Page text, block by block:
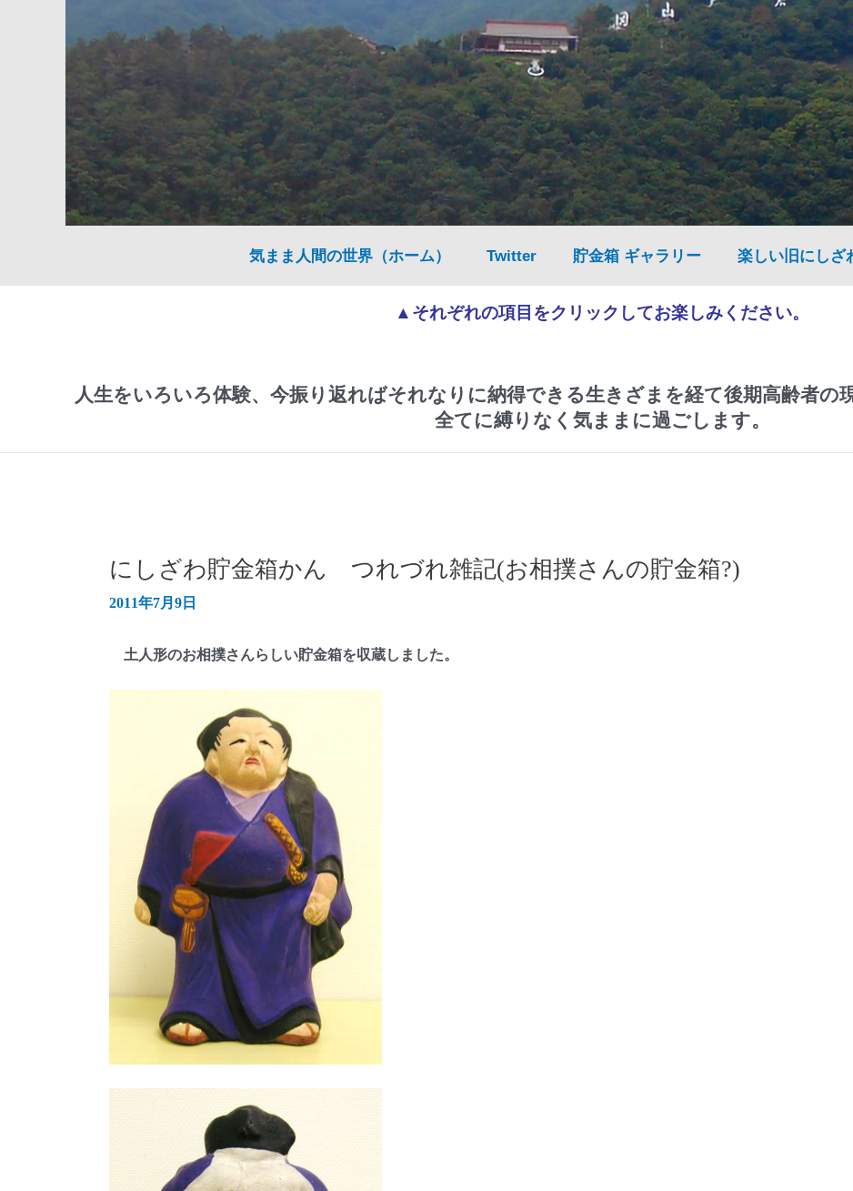
気まま人間の世界（ホーム） Twitter 貯金箱 ギャラリー 楽しい旧にしざ
▲それぞれの項目をクリックしてお楽しみください。
人生をいろいろ体験、今振り返ればそれなりに納得できる生きざまを経て後期高齢者の
全てに縛りなく気ままに過ごします。
にしざわ貯金箱かん つれづれ雑記(お相撲さんの貯金箱?)
2011年7月9日
土人形のお相撲さんらしい貯金箱を収蔵しました。